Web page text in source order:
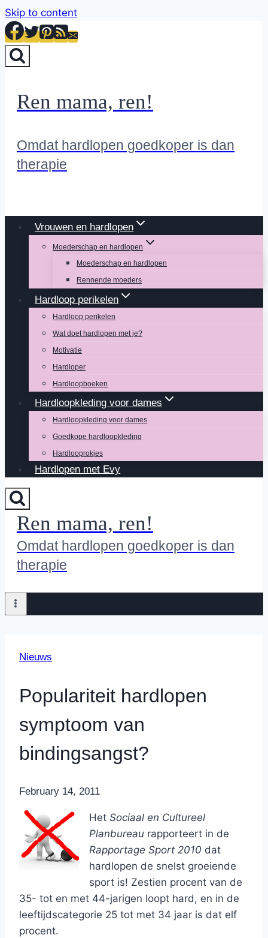
Skip to content
Ren mama, ren!
Omdat hardlopen goedkoper is dan
therapie
Vrouwen en hardlopen
Moederschap en hardlopen
Moederschap en hardlopen
Rennende moeders
Hardloop perikelen
Hardloop perikelen
Wat doet hardlopen met je?
Motivatie
Hardloper
Hardloopboeken
Hardloopkleding voor dames
Hardloopkleding voor dames
Goedkope hardloopkleding
Hardlooprokjes
Hardlopen met Evy
Ren mama, ren!
Omdat hardlopen goedkoper is dan
therapie
Nieuws
Populariteit hardlopen
symptoom van
bindingsangst?
ByNicole
February 14, 2011
Het Sociaal en Cultureel
Planbureau rapporteert in de
Rapportage Sport 2010 dat
hardlopen de snelst groeiende
sport is! Zestien procent van de
35- tot en met 44-jarigen loopt hard, en in de
leeftijdscategorie 25 tot met 34 jaar is dat elf
procent.